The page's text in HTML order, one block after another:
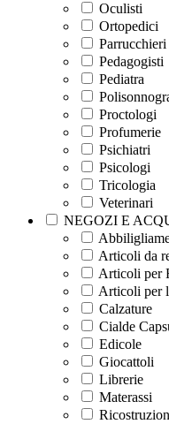
Oculisti
Ortopedici
Parrucchieri
Pedagogisti
Pediatra
Proctologi
Profumerie
Psichiatri
Psicologi
Tricologia
Veterinari
NEGOZI E
Articoli da
Articoli per
Articoli per
Calzature
Cialde
Edicole
Giocattoli
Librerie
Materassi